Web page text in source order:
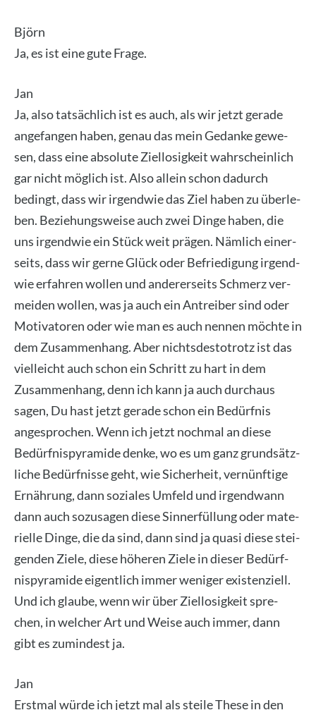
Björn
Ja, es ist eine gute Fra­ge.
Jan
Ja, also tat­säch­lich ist es auch, als wir jetzt gera­de
ange­fan­gen haben, genau das mein Gedan­ke gewe­
sen, dass eine abso­lu­te Ziel­lo­sig­keit wahr­schein­lich
gar nicht mög­lich ist. Also allein schon dadurch
bedingt, dass wir irgend­wie das Ziel haben zu über­le­
ben. Bezie­hungs­wei­se auch zwei Din­ge haben, die
uns irgend­wie ein Stück weit prä­gen. Näm­lich einer­
seits, dass wir ger­ne Glück oder Befrie­di­gung irgend­
wie erfah­ren wol­len und ande­rer­seits Schmerz ver­
mei­den wol­len, was ja auch ein Antrei­ber sind oder
Moti­va­to­ren oder wie man es auch nen­nen möch­te in
dem Zusam­men­hang. Aber nichts­des­to­trotz ist das
viel­leicht auch schon ein Schritt zu hart in dem
Zusam­men­hang, denn ich kann ja auch durch­aus
sagen, Du hast jetzt gera­de schon ein Bedürf­nis
ange­spro­chen. Wenn ich jetzt noch­mal an die­se
Bedürf­nis­py­ra­mi­de den­ke, wo es um ganz grund­sätz­
li­che Bedürf­nis­se geht, wie Sicher­heit, ver­nünf­ti­ge
Ernäh­rung, dann sozia­les Umfeld und irgend­wann
dann auch sozu­sa­gen die­se Sinn­erfül­lung oder mate­
ri­el­le Din­ge, die da sind, dann sind ja qua­si die­se stei­
gen­den Zie­le, die­se höhe­ren Zie­le in die­ser Bedürf­
nis­py­ra­mi­de eigent­lich immer weni­ger exis­ten­zi­ell.
Und ich glau­be, wenn wir über Ziel­lo­sig­keit spre­
chen, in wel­cher Art und Wei­se auch immer, dann
gibt es zumin­dest ja.
Jan
Erst­mal wür­de ich jetzt mal als stei­le The­se in den